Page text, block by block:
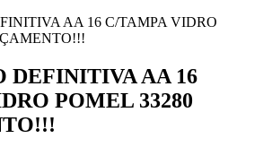
DEFINITIVA AA 16
POMEL 33280